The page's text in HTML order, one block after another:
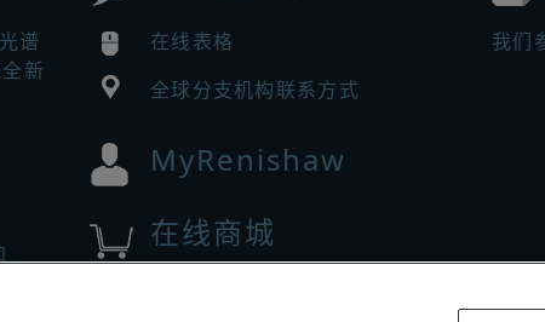
谱
新
在线表格
全球分支机构联系方式
MyRenishaw
在线商城
我们